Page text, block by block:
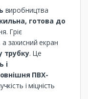
виробництва
готова до
Гріє
а захисний екран
трубку. Це
і
ПВХ-
і міцність